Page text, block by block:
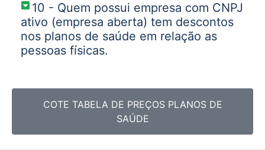
10 - Quem possui empresa com CNPJ
ativo (empresa aberta) tem descontos
nos planos de saúde em relação as
pessoas físicas.
COTE TABELA DE PREÇOS PLANOS DE
SAÚDE